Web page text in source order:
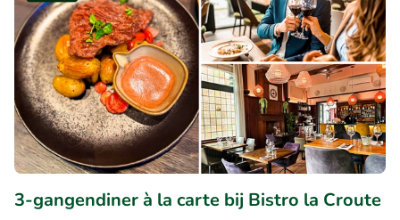
3-gangendiner à la carte bij Bistro la Croute